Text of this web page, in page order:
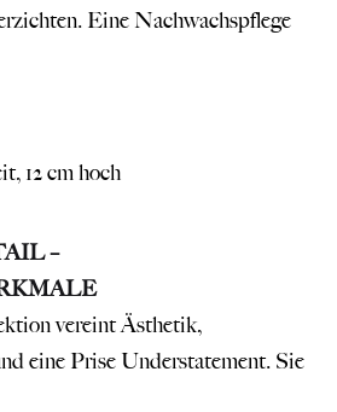
Eine Nachwachspflege
12 cm hoch
–
vereint Ästhetik,
eine Prise Understatement. Sie